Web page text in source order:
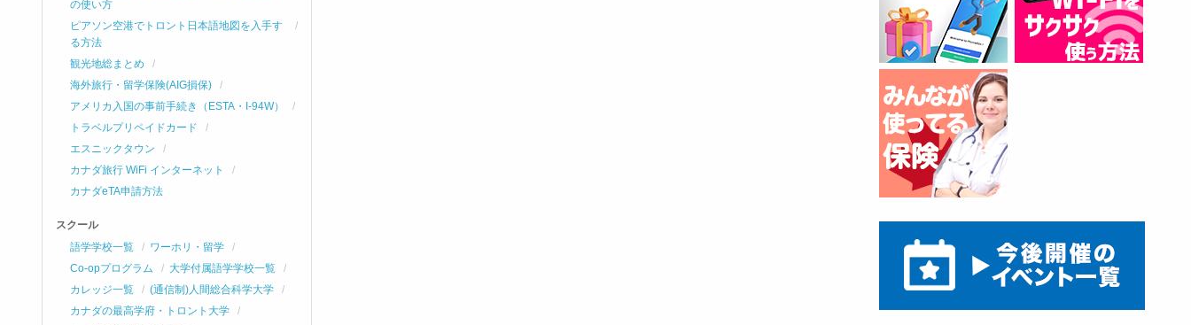
の使い方
ピアソン空港でトロント日本語地図を入手す
る方法
観光地総まとめ
海外旅行・留学保険(AIG損保)
アメリカ入国の事前手続き（ESTA・I-94W）
トラベルプリペイドカード
エスニックタウン
カナダ旅行 WiFi インターネット
カナダeTA申請方法
スクール
語学学校一覧
ワーホリ・留学
Co-opプログラム
大学付属語学学校一覧
カレッジ一覧
(通信制)人間総合科学大学
カナダの最高学府・トロント大学